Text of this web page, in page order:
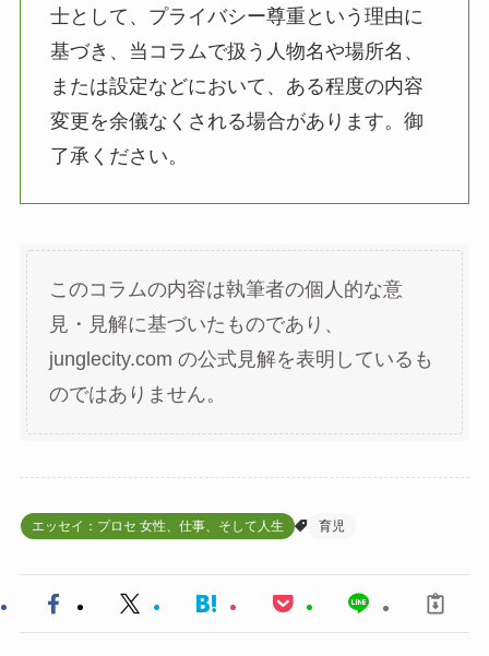
士として、プライバシー尊重という理由に
基づき、当コラムで扱う人物名や場所名、
または設定などにおいて、ある程度の内容
変更を余儀なくされる場合があります。御
了承ください。
このコラムの内容は執筆者の個人的な意
見・見解に基づいたものであり、
junglecity.com の公式見解を表明しているも
のではありません。
エッセイ：プロセ 女性、仕事、そして人生 育児